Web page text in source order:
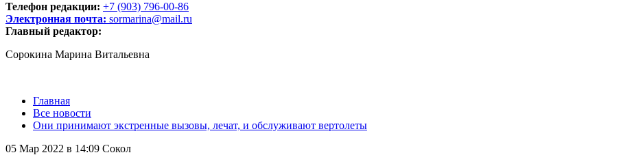
Телефон редакции: +7 (903) 796-00-86
Электронная почта: sormarina@mail.ru
Главный редактор:
Сорокина Марина Витальевна
Главная
Все новости
Они принимают экстренные вызовы, лечат, и обслуживают вертолеты
05 Мар 2022 в 14:09 Сокол